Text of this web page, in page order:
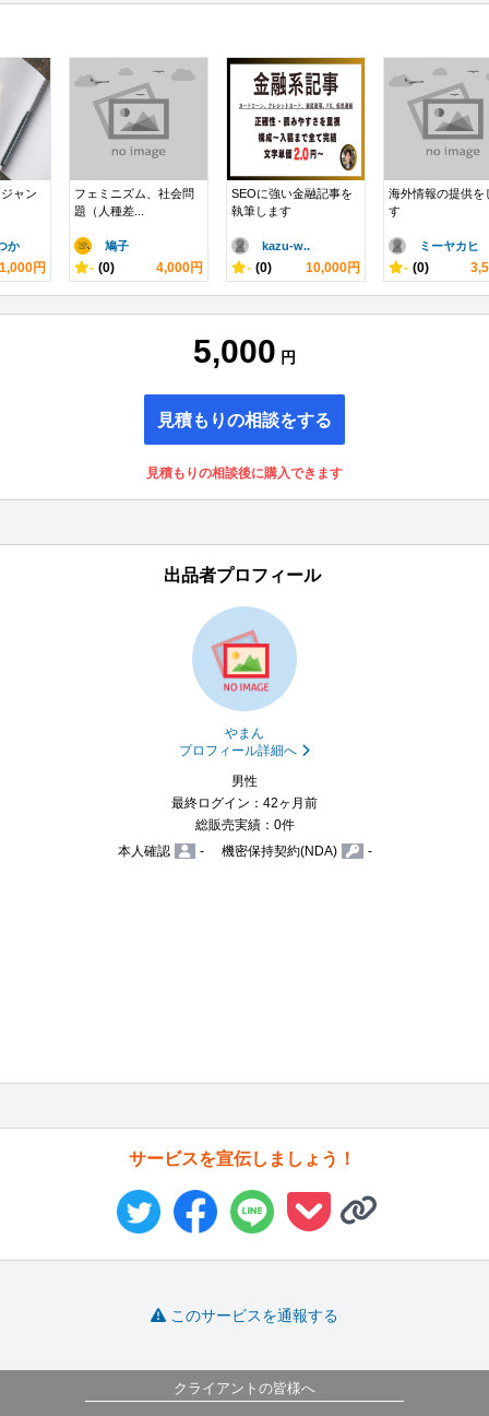
ャン
か
1,000円
フェミニズム、社会問
題（人種差...
鳩子
- (0) 4,000円
SEOに強い金融記事を
執筆します
kazu-w..
- (0) 10,000円
海外情報の提供を
す
ミーヤカヒ
- (0)
5,000 円
見積もりの相談をする
見積もりの相談後に購入できます
出品者プロフィール
やまん
プロフィール詳細へ
男性
最終ログイン：42ヶ月前
総販売実績：0件
本人確認
- 機密保持契約(NDA) -
サービスを宣伝しましょう！
このサービスを通報する
クライアントの皆様へ